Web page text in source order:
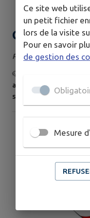
Chiens
Publié le samedi 01
🐶 Rappel à tous les
avons reçu en mairie,
signalements
routes de la
propriétaires de faire
afin d'éviter que leurs
Ce site web
un petit fichier
lors de la visite
Pour en savoir
de gestion des
Mesure